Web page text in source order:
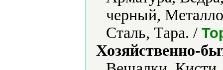
черный,
Сталь, Тара. /
Хозяйственно-